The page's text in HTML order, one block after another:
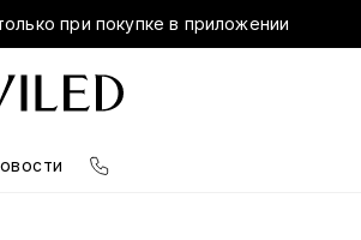
при покупке в приложении